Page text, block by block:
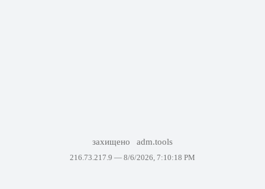
захищено adm.tools
216.73.217.9 — 8/6/2026, 7:10:18 PM